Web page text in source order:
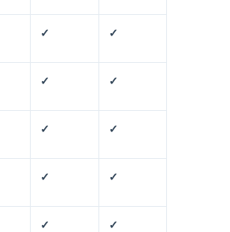
✓ ✓
✓ ✓
✓ ✓
✓ ✓
✓ ✓